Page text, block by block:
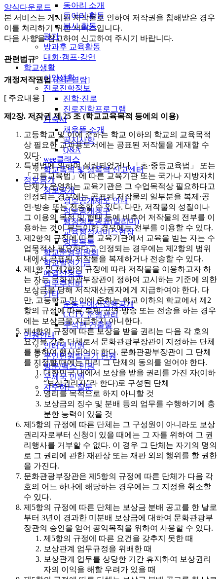
동아리 소개
동아리 활동
봉사 활동
평가
방과후 교육활동
대회·캠프·강연
학교생활
신앙생활
진로진학정보
진학·진로
진로진학프로그램
기숙사
채움뜰 소개
공지사항
Q&A
wee클래스
학교폭력 및 성폭력 신고센터
정보공개
정보공개
정보공개제도 안내
정보공개청구
행정정보공표(알리미)
교육행정서비스현장
정보목록
학교운영위원회
학교발전기금
예결산정보
업무추진비
기타
운동부예산집행공개
CCTV 운영관리
무석면 건출물
민원안내
인터넷 민원
무인민원발급기 민원
방문/팩스 민원
우체국 민원
자주하는 질문
양식다운로드
본 서비스는 게시된 저작물로 인하여 저작권을 침해받은 경우
이를 처리하기 위한 서비스입니다.
다음 사항을 참고하여 신고하여 주시기 바랍니다.
관련법규
개정저작권법 [전문열람]
[ 주요내용 ]
제2장. 저작권 제 25 조 (학교교육목적 등에의 이용)
고등학교 및 이에 준하는 학교 이하의 학교의 교육목적
상 필요한 교과용도서에는 공표된 저작물을 게재할 수
있다.
특별법에 의하여 설립되었거나 「초·중등교육법」 또는
「고등교육법」에 따른 교육기관 또는 국가나 지방자치
단체가 운영하는 교육기관은 그 수업목적상 필요하다고
인정되는 경우에는 공표된 저작물의 일부분을 복제·공
연·방송 또는 전송할 수 있다. 다만, 저작물의 성질이나
그 이용의 목적 및 형태 등에 비추어 저작물의 전부를 이
용하는 것이 부득이한 경우에는 전부를 이용할 수 있다.
제2항의 규정에 따른 교육기관에서 교육을 받는 자는 수
업목적상 필요하다고 인정되는 경우에는 제2항의 범위
내에서 공표된 저작물을 복제하거나 전송할 수 있다.
제1항 및 제2항의 규정에 따라 저작물을 이용하고자 하
는 자는 문화관광부장관이 정하여 고시하는 기준에 의한
보상금을 당해 저작재산권자에게 지급하여야 한다. 다
만, 고등학교 및 이에 준하는 학교 이하의 학교에서 제2
항의 규정에 따른 복제·공연·방송 또는 전송을 하는 경우
에는 보상금을 지급하지 아니한다.
제4항의 규정에 따른 보상을 받을 권리는 다음 각 호의
요건을 갖춘 단체로서 문화관광부장관이 지정하는 단체
를 통하여 행사되어야 한다. 문화관광부장관이 그 단체
를 지정할 때에는 미리 그 단체의 동의를 얻어야 한다.
대한민국 내에서 보상을 받을 권리를 가진 자(이하
“보상권리자”라 한다)로 구성된 단체
영리를 목적으로 하지 아니할 것
보상금의 징수 및 분배 등의 업무를 수행하기에 충
분한 능력이 있을 것
제5항의 규정에 따른 단체는 그 구성원이 아니라도 보상
권리자로부터 신청이 있을 때에는 그 자를 위하여 그 권
리행사를 거부할 수 없다. 이 경우 그 단체는 자기의 명의
로 그 권리에 관한 재판상 또는 재판 외의 행위를 할 권한
을 가진다.
문화관광부장관은 제5항의 규정에 따른 단체가 다음 각
호의 어느 하나에 해당하는 경우에는 그 지정을 취소할
수 있다.
제5항의 규정에 따른 단체는 보상금 분배 공고를 한 날로
부터 3년이 경과한 미분배 보상금에 대하여 문화관광부
장관의 승인을 얻어 공익목적을 위하여 사용할 수 있다.
제5항의 규정에 따른 요건을 갖추지 못한 때
보상관계 업무규정을 위배한 때
보상관계 업무를 상당한 기간 휴지하여 보상권리
자의 이익을 해할 우려가 있을 때